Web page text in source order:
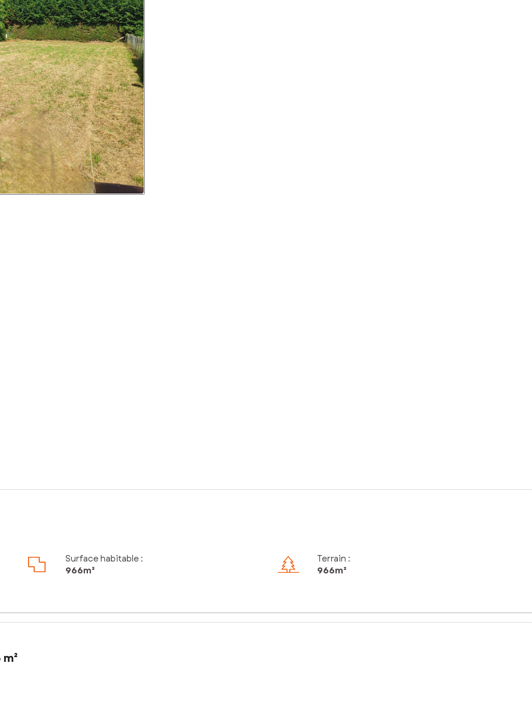
Surface habitable :
966m²
Terrain :
966m²